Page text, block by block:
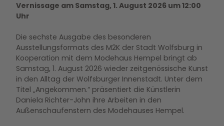
Vernissage am Samstag, 1. August 2026 um 12:00
Uhr
Die sechste Ausgabe des besonderen
Ausstellungsformats des M2K der Stadt Wolfsburg in
Kooperation mit dem Modehaus Hempel bringt ab
Samstag, 1. August 2026 wieder zeitgenössische Kunst
in den Alltag der Wolfsburger Innenstadt. Unter dem
Titel „Angekommen.“ präsentiert die Künstlerin
Daniela Richter-John ihre Arbeiten in den
Außenschaufenstern des Modehauses Hempel.